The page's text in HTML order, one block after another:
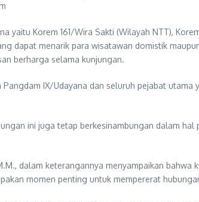
Korem 161/Wira Sakti (Wilayah NTT),
dapat menarik para wisatawan domistik
berharga selama kunjungan.
IX/Udayana dan seluruh pejabat utama
ini juga tetap berkesinambungan dalam
dalam keterangannya menyampaikan
momen penting untuk mempererat